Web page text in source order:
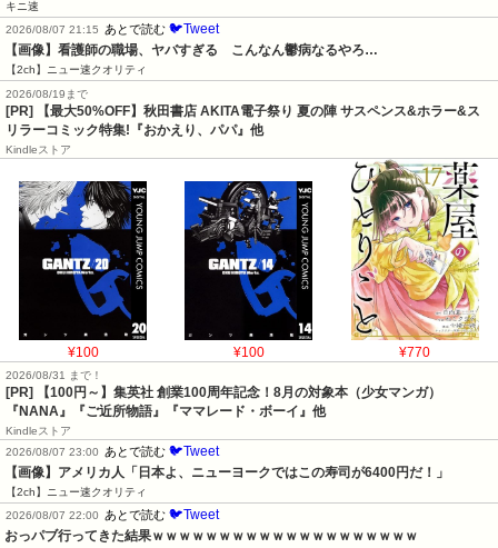
キニ速
2026/08/07 21:15
あとで読む 🐦Tweet
【画像】看護師の職場、ヤバすぎる　こんなん鬱病なるやろ…
【2ch】ニュー速クオリティ
2026/08/19まで
[PR] 【最大50%OFF】秋田書店 AKITA電子祭り 夏の陣 サスペンス&ホラー&ス
リラーコミック特集!『おかえり、パパ』他
Kindleストア
¥100 ¥100 ¥770
2026/08/31 まで！
[PR]
【100円～】集英社 創業100周年記念！8月の対象本（少女マンガ）
『NANA』『ご近所物語』『ママレード・ボーイ』他
Kindleストア
2026/08/07 23:00
あとで読む 🐦Tweet
【画像】アメリカ人「日本よ、ニューヨークではこの寿司が6400円だ！」
【2ch】ニュー速クオリティ
2026/08/07 22:00
あとで読む 🐦Tweet
おっパブ行ってきた結果ｗｗｗｗｗｗｗｗｗｗｗｗｗｗｗｗｗｗｗｗ